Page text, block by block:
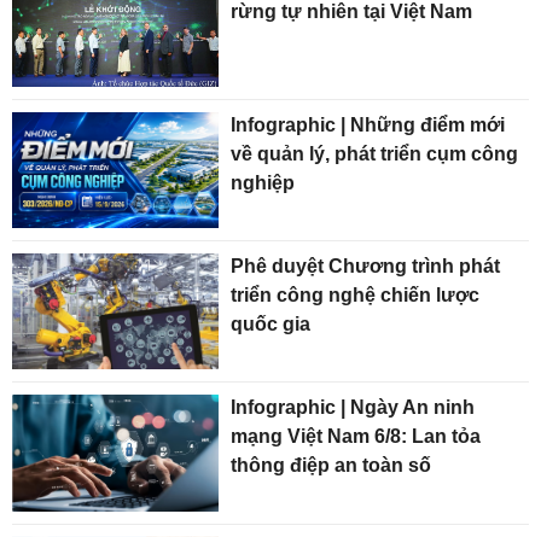
rừng tự nhiên tại Việt Nam
Infographic | Những điểm mới
về quản lý, phát triển cụm công
nghiệp
Phê duyệt Chương trình phát
triển công nghệ chiến lược
quốc gia
Infographic | Ngày An ninh
mạng Việt Nam 6/8: Lan tỏa
thông điệp an toàn số